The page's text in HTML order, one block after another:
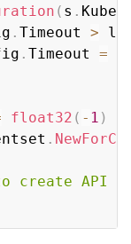
( s .
. Timeout >
. Timeout =
float32 ( - 1 )
.
create API